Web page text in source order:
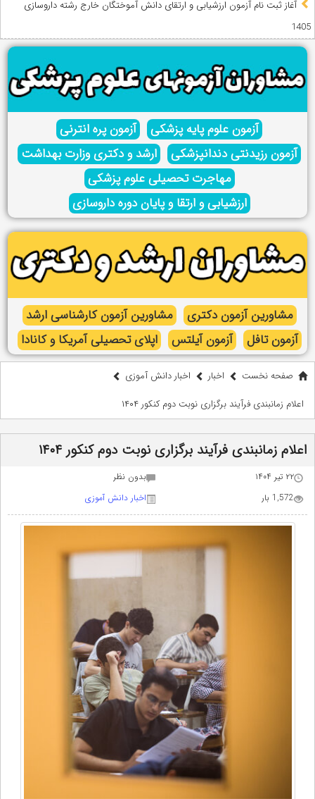
آغاز ثبت نام آزمون‌ ارزشیابی و ارتقای دانش آموختگان خارج رشته داروسازی
1405
آزمون علوم پایه پزشکی
آزمون پره انترنی
آزمون رزیدنتی دندانپزشکی
ارشد و دکتری وزارت بهداشت
مهاجرت تحصیلی علوم پزشکی
ارزشیابی و ارتقا و پایان دوره داروسازی
مشاورین آزمون دکتری
مشاورین آزمون کارشناسی ارشد
آزمون تافل
آزمون آیلتس اپلای تحصیلی آمریکا و کانادا
صفحه نخست اخبار
اخبار دانش آموزی
اعلام زمانبندی فرآیند برگزاری نوبت دوم کنکور ۱۴۰۴
اعلام زمانبندی فرآیند برگزاری نوبت دوم کنکور ۱۴۰۴
۲۲ تیر ۱۴۰۴
بدون نظر
1,572 بار
اخبار دانش آموزی